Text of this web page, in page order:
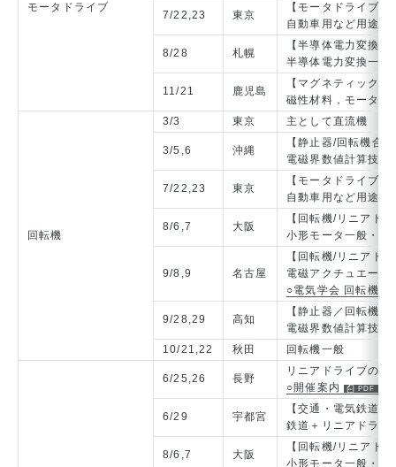
モータドライブ
7/22,23 東京
【モータドライブ/
自動車用など用途
8/28 札幌
【半導体電力変換
半導体電力変換一般
11/21 鹿児島
【マグネティック
磁性材料，モータド
回転機
3/3 東京 主として直流機
3/5,6 沖縄
【静止器/回転機合
電磁界数値計算技術
7/22,23 東京
【モータドライブ/
自動車用など用途
8/6,7 大阪
【回転機/リニアド
小形モータ一般・永
9/8,9 名古屋
【回転機/リニアド
電磁アクチュエー
○電気学会 回転機
9/28,29 高知
【静止器／回転機合
電磁界数値計算技術
10/21,22
秋田 回転機一般
6/25,26 長野
リニアドライブの
○開催案内
6/29 宇都宮
【交通・電気鉄道/
鉄道＋リニアドラ
8/6,7 大阪
【回転機/リニアド
小形モータ一般・永